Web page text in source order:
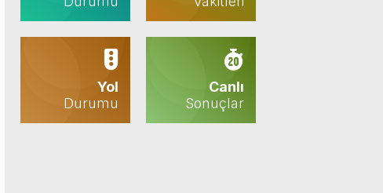
Yol
Durumu
Canlı
Sonuçlar